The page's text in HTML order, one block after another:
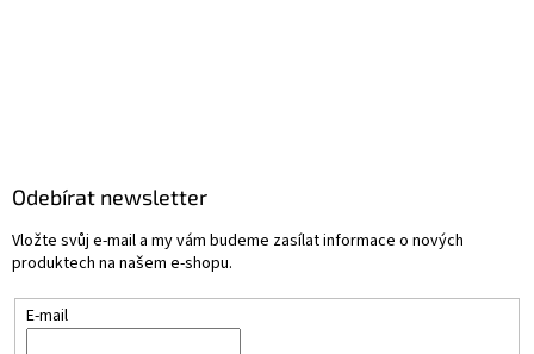
Odebírat newsletter
Vložte svůj e-mail a my vám budeme zasílat informace o nových
produktech na našem e-shopu.
E-mail